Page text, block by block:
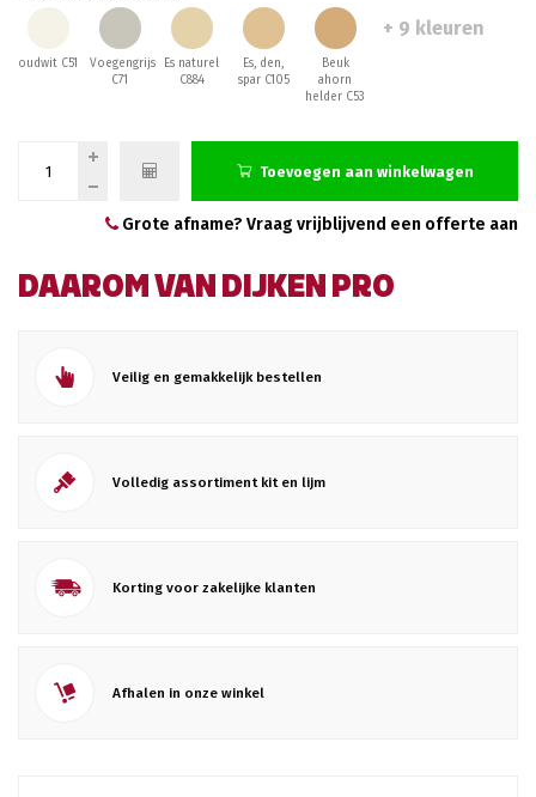
oudwit C51
Voegengrijs
C71
Es naturel
C884
Es, den,
spar C105
Beuk
ahorn
helder C53
+ 9 kleuren
Toevoegen aan winkelwagen
Grote afname? Vraag vrijblijvend een offerte aan
DAAROM VAN DIJKEN PRO
Veilig en gemakkelijk bestellen
Volledig assortiment kit en lijm
Korting voor zakelijke klanten
Afhalen in onze winkel